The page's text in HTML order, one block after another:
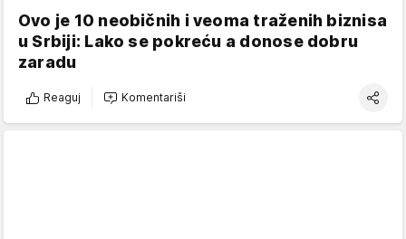
Ovo je 10 neobičnih i veoma traženih biznisa
u Srbiji: Lako se pokreću a donose dobru
zaradu
Reaguj Komentariši